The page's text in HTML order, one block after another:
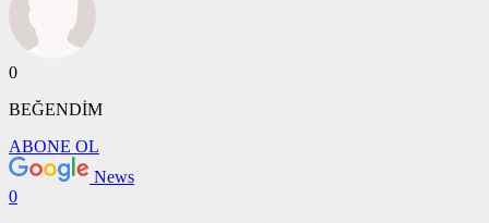
0
BEĞENDİM
ABONE OL
News
0